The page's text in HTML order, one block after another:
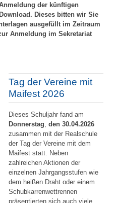
der künftigen
Dieses bitten wir Sie
ausgefüllt im Zeitraum
Anmeldung im Sekretariat
Tag der Vereine mit
Maifest 2026
Dieses Schuljahr fand am
Donnerstag, den 30.04.2026
zusammen mit der Realschule
der Tag der Vereine mit dem
Maifest statt. Neben
zahlreichen Aktionen der
einzelnen Jahrgangsstufen wie
dem heißen Draht oder einem
Schubkarrenwettrennen
präsentierten sich auch viele